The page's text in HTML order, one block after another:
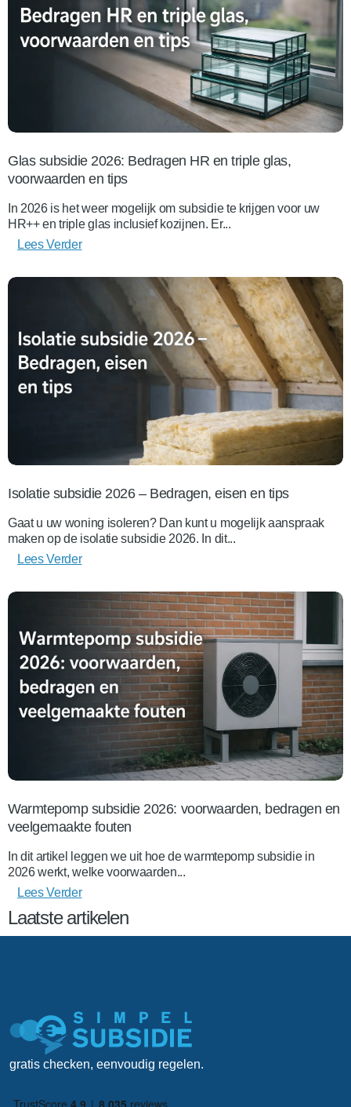
Laatste artikelen
Glas subsidie 2026: Bedragen HR en triple glas,
voorwaarden en tips
In 2026 is het weer mogelijk om subsidie te krijgen voor uw
HR++ en triple glas inclusief kozijnen. Er...
Lees Verder
Isolatie subsidie 2026 – Bedragen, eisen en tips
Gaat u uw woning isoleren? Dan kunt u mogelijk aanspraak
maken op de isolatie subsidie 2026. In dit...
Lees Verder
Warmtepomp subsidie 2026: voorwaarden, bedragen en
veelgemaakte fouten
In dit artikel leggen we uit hoe de warmtepomp subsidie in
2026 werkt, welke voorwaarden...
Lees Verder
gratis checken, eenvoudig regelen.